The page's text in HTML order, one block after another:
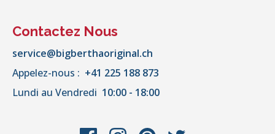
Contactez Nous
service@bigberthaoriginal.ch
Appelez-nous : +41 225 188 873
Lundi au Vendredi 10:00 - 18:00